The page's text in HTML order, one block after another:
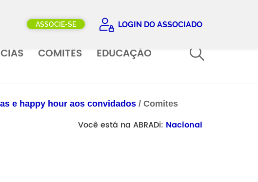
ASSOCIE-SE LOGIN DO ASSOCIADO
COMITÊS EDUCAÇÃO
e happy hour aos convidados / Comites
Você está na ABRADi: Nacional